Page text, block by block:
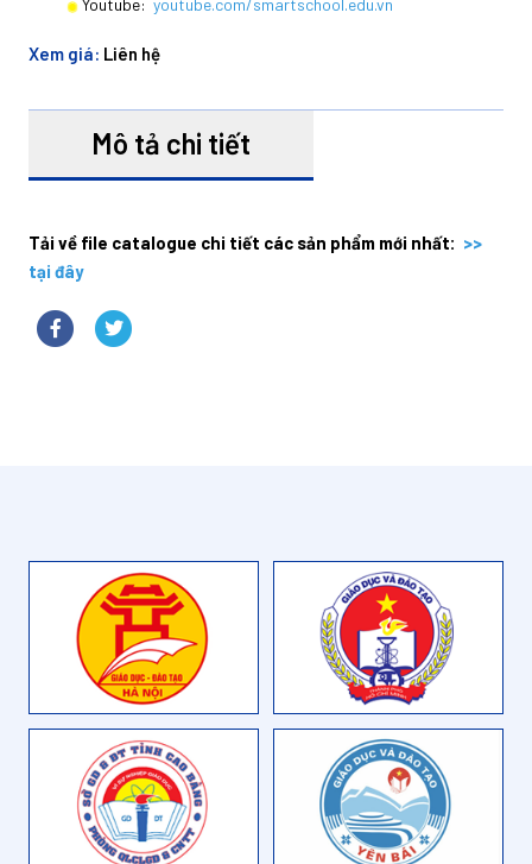
Youtube: youtube.com/smartschool.edu.vn
Xem giá: Liên hệ
Mô tả chi tiết
Tải về file catalogue chi tiết các sản phẩm mới nhất: >>
tại đây